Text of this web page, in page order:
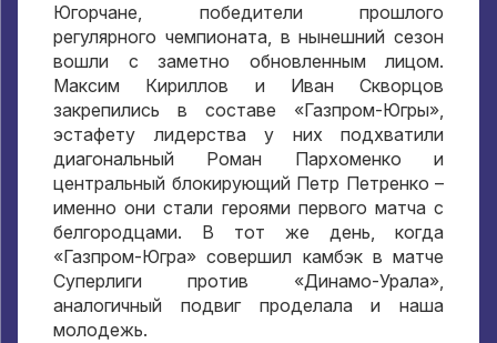
Югорчане, победители прошлого
регулярного чемпионата, в нынешний сезон
вошли с заметно обновленным лицом.
Максим Кириллов и Иван Скворцов
закрепились в составе «Газпром-Югры»,
эстафету лидерства у них подхватили
диагональный Роман Пархоменко и
центральный блокирующий Петр Петренко –
именно они стали героями первого матча с
белгородцами. В тот же день, когда
«Газпром-Югра» совершил камбэк в матче
Суперлиги против «Динамо-Урала»,
аналогичный подвиг проделала и наша
молодежь.